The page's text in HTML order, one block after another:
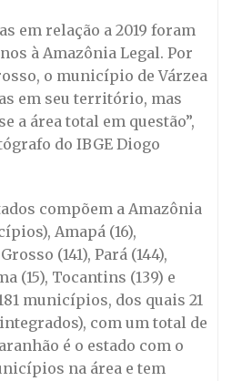
em relação a 2019 foram
à Amazônia Legal. Por
o município de Várzea
em seu território, mas
a área total em questão”,
do IBGE Diogo
compõem a Amazônia
Amapá (16),
(141), Pará (144),
(15), Tocantins (139) e
municípios, dos quais 21
com um total de
é o estado com o
na área e tem